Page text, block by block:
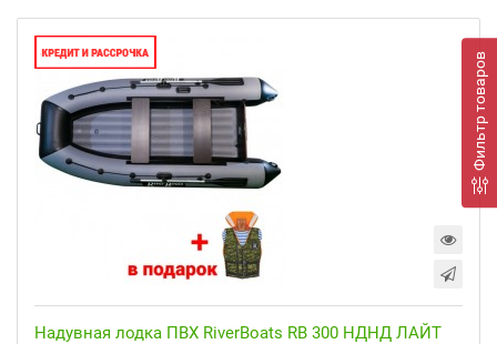
Фильтр товаров
Надувная лодка ПВХ RiverBoats RB 300 НДНД ЛАЙТ